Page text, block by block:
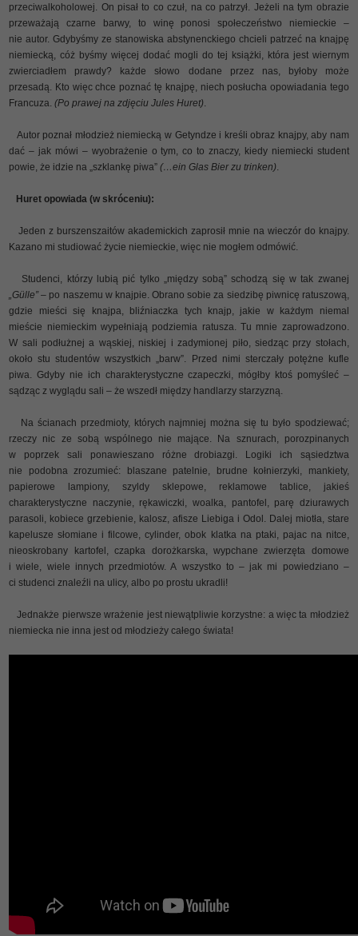
przeciwalkoholowej. On pisał to co czuł, na co patrzył. Jeżeli na tym obrazie
przeważają czarne barwy, to winę ponosi społeczeństwo niemieckie –
nie autor. Gdybyśmy ze stanowiska abstynenckiego chcieli patrzeć na knajpę
niemiecką, cóż byśmy więcej dodać mogli do tej książki, która jest wiernym
zwierciadłem prawdy? każde słowo dodane przez nas, byłoby może
przesadą. Kto więc chce poznać tę knajpę, niech posłucha opowiadania tego
Francuza.(Po prawej na zdjęciu Jules Huret)
Autor poznał młodzież niemiecką w Getyndze i kreśli obraz knajpy, aby nam
dać – jak mówi – wyobrażenie o tym, co to znaczy, kiedy niemiecki student
powie, że idzie na „szklankę piwa”(…ein Glas Bier zu trinken)
Huret opowiada (w skróceniu):
Jeden z burszenszaitów akademickich zaprosił mnie na wieczór do knajpy.
Kazano mi studiować życie niemieckie, więc nie mogłem odmówić.
Studenci, którzy lubią pić tylko „między sobą” schodzą się w tak zwanej
„Gülle”– po naszemu w knajpie. Obrano sobie za siedzibę piwnicę ratuszową,
gdzie mieści się knajpa, bliźniaczka tych knajp, jakie w każdym niemal
mieście niemieckim wypełniają podziemia ratusza. Tu mnie zaprowadzono.
W sali podłużnej a wąskiej, niskiej i zadymionej piło, siedząc przy stołach,
około stu studentów wszystkich „barw”. Przed nimi sterczały potężne kufle
piwa. Gdyby nie ich charakterystyczne czapeczki, mógłby ktoś pomyśleć –
sądząc z wyglądu sali – że wszedł między handlarzy starzyzną.
Na ścianach przedmioty, których najmniej można się tu było spodziewać;
rzeczy nic ze sobą wspólnego nie mające. Na sznurach, porozpinanych
w poprzek sali ponawieszano różne drobiazgi. Logiki ich sąsiedztwa
nie podobna zrozumieć: blaszane patelnie, brudne kołnierzyki, mankiety,
papierowe lampiony, szyldy sklepowe, reklamowe tablice, jakieś
charakterystyczne naczynie, rękawiczki, woalka, pantofel, parę dziurawych
parasoli, kobiece grzebienie, kalosz, afisze Liebiga i Odol. Dalej miotła, stare
kapelusze słomiane i filcowe, cylinder, obok klatka na ptaki, pajac na nitce,
nieoskrobany kartofel, czapka dorożkarska, wypchane zwierzęta domowe
i wiele, wiele innych przedmiotów. A wszystko to – jak mi powiedziano –
ci studenci znaleźli na ulicy, albo po prostu ukradli!
Jednakże pierwsze wrażenie jest niewątpliwie korzystne: a więc ta młodzież
niemiecka nie inna jest od młodzieży całego świata!